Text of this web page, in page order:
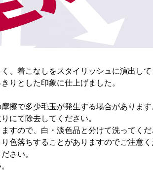
、着こなしをスタイリッシュに演出して
りとした印象に仕上げました。
擦で多少毛玉が発生する場合があります
にて除去してください。
すので、白・淡色品と分けて洗ってくだ
色落ちすることがありますのでご注意く
さい。